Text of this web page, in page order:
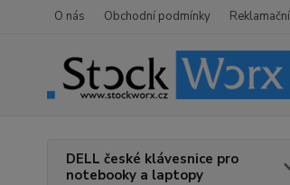
O nás Obchodní podmínky
DELL české klávesnice pro
notebooky a laptopy